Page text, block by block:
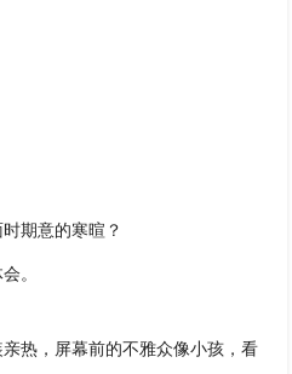
期意的寒暄？
。
热，屏幕前的不雅众像小孩，看